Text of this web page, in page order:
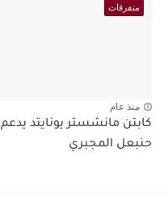
متفرقات
منذ عام
كابتن مانشستر يونايتد يدعم
حنبعل المجبري